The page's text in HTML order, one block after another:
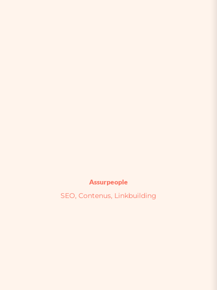
Assurpeople
SEO, Contenus, Linkbuilding